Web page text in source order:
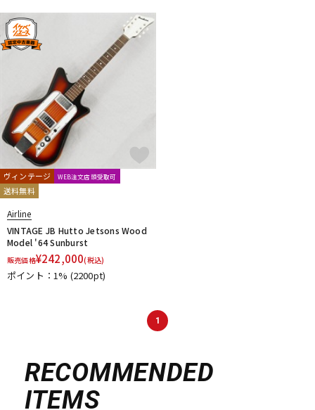
ベース
キーボード
管楽器
DJ機器
配信/ライブ機器 楽器アクセサリ
ヴィンテージ WEB注文店頭受取可
送料無料
Airline
VINTAGE JB Hutto Jetsons Wood
Model '64 Sunburst
販売価格¥242,000(税込)
ポイント：1% (2200pt)
1
RECOMMENDED
ITEMS